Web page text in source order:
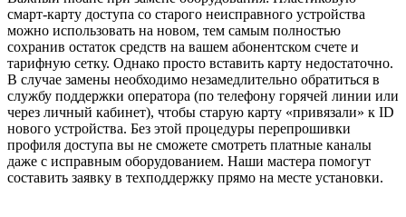
смарт-карту доступа со старого неисправного устройства
можно использовать на новом, тем самым полностью
сохранив остаток средств на вашем абонентском счете и
тарифную сетку. Однако просто вставить карту недостаточно.
В случае замены необходимо незамедлительно обратиться в
службу поддержки оператора (по телефону горячей линии или
через личный кабинет), чтобы старую карту «привязали» к ID
нового устройства. Без этой процедуры перепрошивки
профиля доступа вы не сможете смотреть платные каналы
даже с исправным оборудованием. Наши мастера помогут
составить заявку в техподдержку прямо на месте установки.